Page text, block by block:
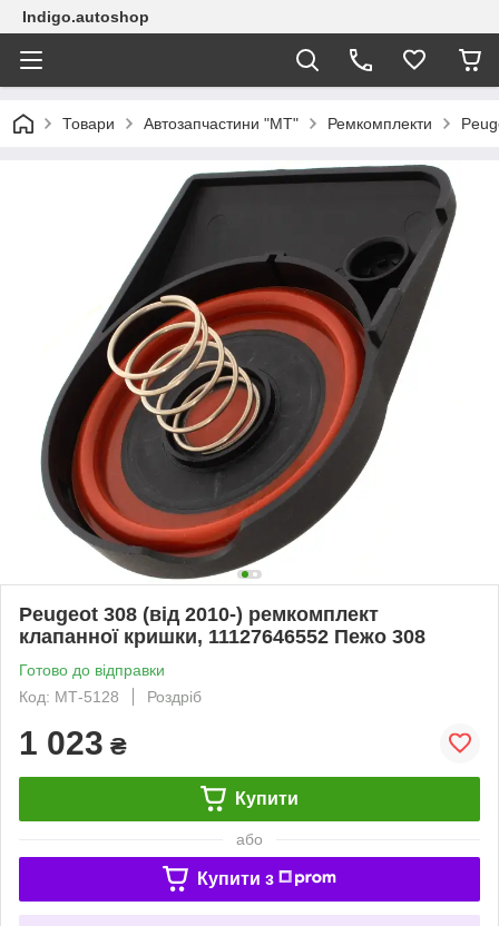
Indigo.autoshop
Товари Автозапчастини "МТ" Ремкомплекти
Peugeot 308 (від 2010-) ремкомплект
клапанної кришки, 11127646552 Пежо 308
Готово до відправки
Код: МТ-5128
Роздріб
1 023 ₴
Купити
або
Купити з